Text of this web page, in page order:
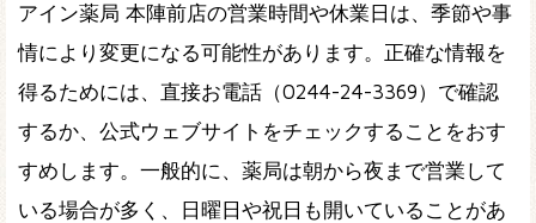
アイン薬局 本陣前店の営業時間や休業日は、季節や事
情により変更になる可能性があります。正確な情報を
得るためには、直接お電話（0244-24-3369）で確認
するか、公式ウェブサイトをチェックすることをおす
すめします。一般的に、薬局は朝から夜まで営業して
いる場合が多く、日曜日や祝日も開いていることがあ